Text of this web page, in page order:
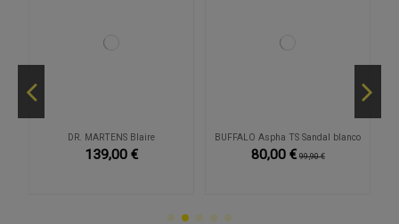
DR. MARTENS Blaire
139,00 €
BUFFALO Aspha TS Sandal blanco
80,00 € 99,90 €